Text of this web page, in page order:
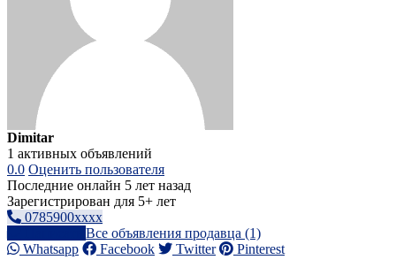
Dimitar
1 активных объявлений
0.0 Оценить пользователя
Последние онлайн 5 лет назад
Зарегистрирован для 5+ лет
0785900xxxx
Все объявления продавца (1)
Whatsapp
Facebook Twitter Pinterest